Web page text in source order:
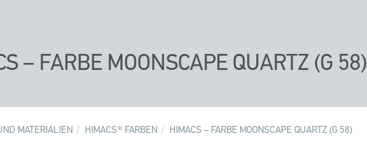
– FARBE MOONSCAPE QUARTZ (G 58)
MATERIALIEN HIMACS® FARBEN HIMACS – FARBE MOONSCAPE QUARTZ (G 58)